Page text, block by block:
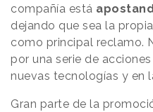
compañía está
dejando que sea la
como principal reclamo.
por una serie de
nuevas tecnologías y en
Gran parte de la